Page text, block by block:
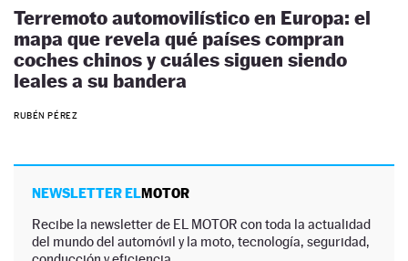
Terremoto automovilístico en Europa: el
mapa que revela qué países compran
coches chinos y cuáles siguen siendo
leales a su bandera
RUBÉN PÉREZ
NEWSLETTER ELMOTOR
Recibe la newsletter de EL MOTOR con toda la actualidad
del mundo del automóvil y la moto, tecnología, seguridad,